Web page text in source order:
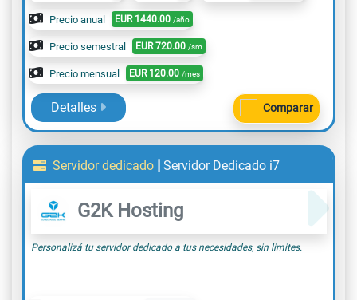
Precio anual EUR 1440.00 /año
Precio semestral EUR 720.00 /sm
Precio mensual EUR 120.00 /mes
Detalles Comparar
Servidor dedicado | Servidor Dedicado i7
G2K Hosting
Personalizá tu servidor dedicado a tus necesidades, sin limites.